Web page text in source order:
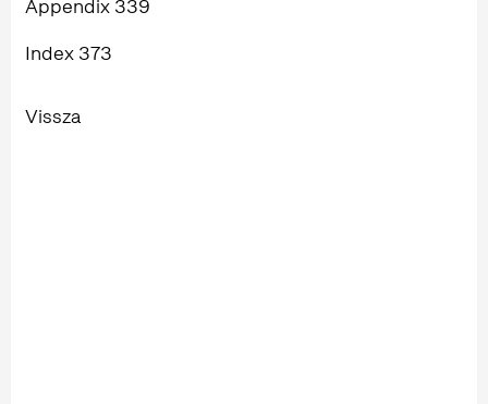
Appendix 339
Index 373
Vissza